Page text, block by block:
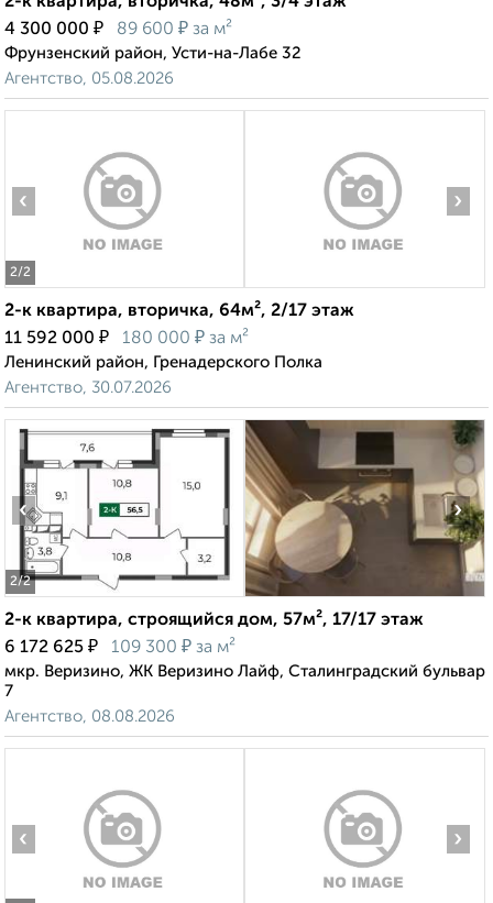
4 300 000 ₽ 89 600 ₽ за м²
Фрунзенский район, Усти-на-Лабе 32
Агентство, 05.08.2026
2/2
‹ ›
2-к квартира, вторичка, 64м², 2/17 этаж
11 592 000 ₽ 180 000 ₽ за м²
Ленинский район, Гренадерского Полка
Агентство, 30.07.2026
2/2
‹ ›
2-к квартира, строящийся дом, 57м², 17/17 этаж
6 172 625 ₽ 109 300 ₽ за м²
мкр. Веризино, ЖК Веризино Лайф, Сталинградский бульвар
7
Агентство, 08.08.2026
‹ ›